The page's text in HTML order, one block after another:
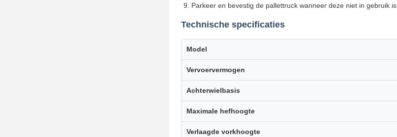
Parkeer en bevestig de pallettruck wanneer deze niet in gebruik is
Technische specificaties
Model
Vervoervermogen
Achterwielbasis
Maximale hefhoogte
Verlaagde vorkhoogte